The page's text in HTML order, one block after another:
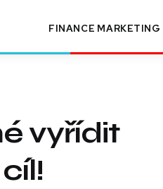
FINANCE MARKETING
vyřídit